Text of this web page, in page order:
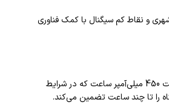
و نقاط کم سیگنال با کمک فناوری
– باتری داخلی با ظرفیت 450 میلی‌آمپر ساعت که در شرایط
را تا چند ساعت تضمین می‌کند.